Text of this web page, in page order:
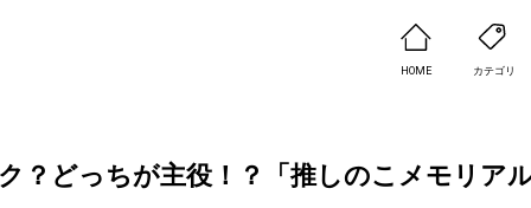
HOME カテゴリ
？どっちが主役！？「推しのこメモリア